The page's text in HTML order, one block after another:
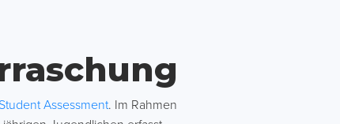
Assessment. Im Rahmen